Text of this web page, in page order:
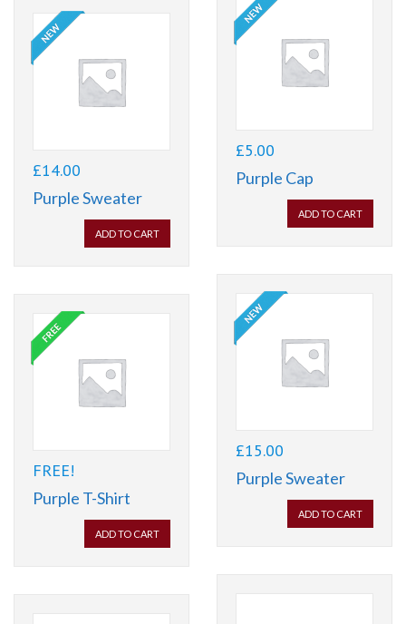
£5.00
Purple Cap
ADD TO CART
£14.00
Purple Sweater
ADD TO CART
£15.00
Purple Sweater
ADD TO CART
FREE!
Purple T-Shirt
ADD TO CART